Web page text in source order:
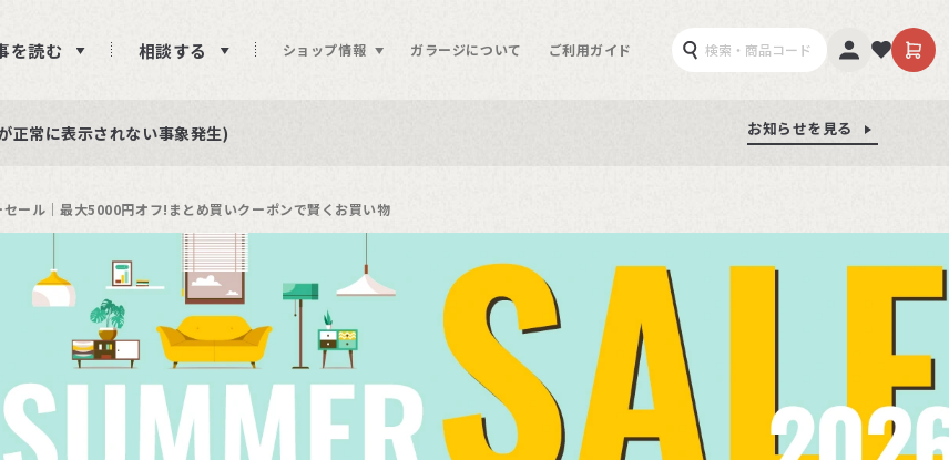
を読む 相談する ショップ情報 ガラージについて ご利用ガイド
お待ちしております お知らせを見る
お知らせを見る
正常に表示されない事象発生) お知らせを見る
セール│最大5000円オフ!まとめ買いクーポンで賢くお買い物